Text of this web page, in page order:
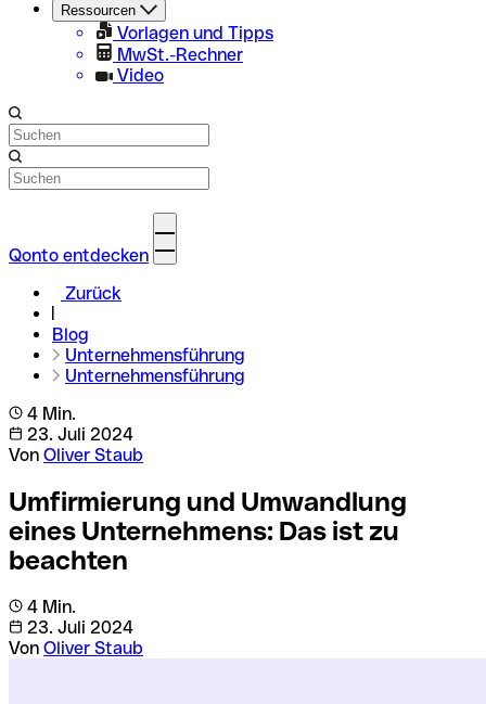
Ressourcen
Vorlagen und Tipps
MwSt.-Rechner
Video
Qonto entdecken
Zurück
Blog
Unternehmensführung
Unternehmensführung
4 Min.
23. Juli 2024
Von Oliver Staub
Umfirmierung und Umwandlung
eines Unternehmens: Das ist zu
beachten
4 Min.
23. Juli 2024
Von Oliver Staub